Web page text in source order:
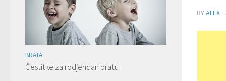
BYALEX ·
BRATA
Čestitke za rodjendan bratu